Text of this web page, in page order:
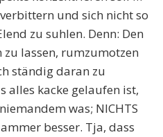
und sich nicht so
zu suhlen. Denn: Den
zu lassen, rumzumotzen
ständig daran zu
alles kacke gelaufen ist,
was; NICHTS
besser. Tja, dass